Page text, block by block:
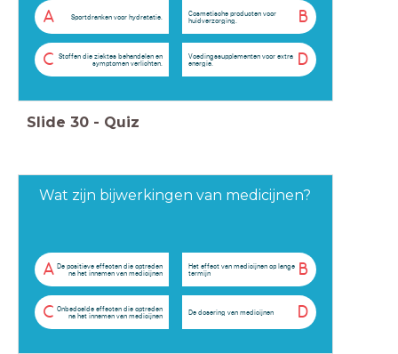
A Sportdranken voor hydratatie. B
Cosmetische producten voor
huidverzorging.
C Stoffen die ziektes behandelen en
symptomen verlichten.
D
Voedingssupplementen voor extra
energie.
Slide 30 - Quiz
Wat zijn bijwerkingen van medicijnen?
A De positieve effecten die optreden
na het innemen van medicijnen
B
Het effect van medicijnen op lange
termijn
C Onbedoelde effecten die optreden
na het innemen van medicijnen
D
De dosering van medicijnen